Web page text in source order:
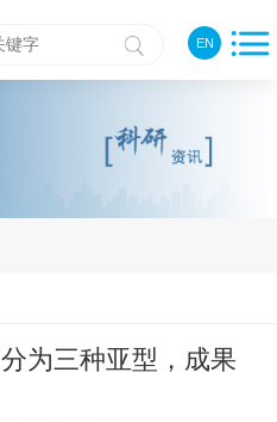
EN
为三种亚型，成果